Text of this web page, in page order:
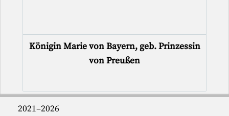
Königin Marie von Bayern, geb. Prinzessin
von Preußen
2021–2026